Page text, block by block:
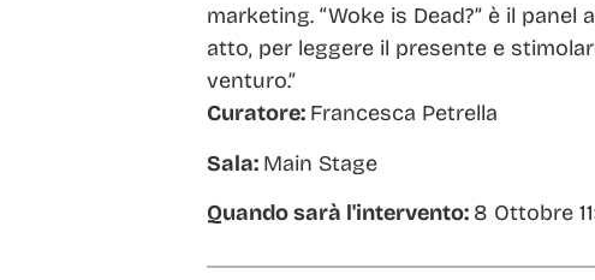
marketing. “Woke is Dead?” è il
atto, per leggere il presente e
venturo.”
Curatore: Francesca Petrella
Sala: Main Stage
Quando sarà l'intervento: 8 Ottobre